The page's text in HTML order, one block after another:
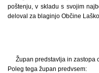
poštenju, v skladu s svojim
deloval za blaginjo Občine
Župan predstavlja in zastopa
Poleg tega župan predvsem: